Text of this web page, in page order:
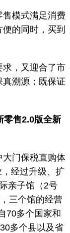
模式满足消费
的同时，买到
，又迎合了市
溯源；既保证
零售2.0版全新
门保税直购体
经过升级、扩
亲子馆（2号
三个馆的经营
70多个国家和
多个县以及省